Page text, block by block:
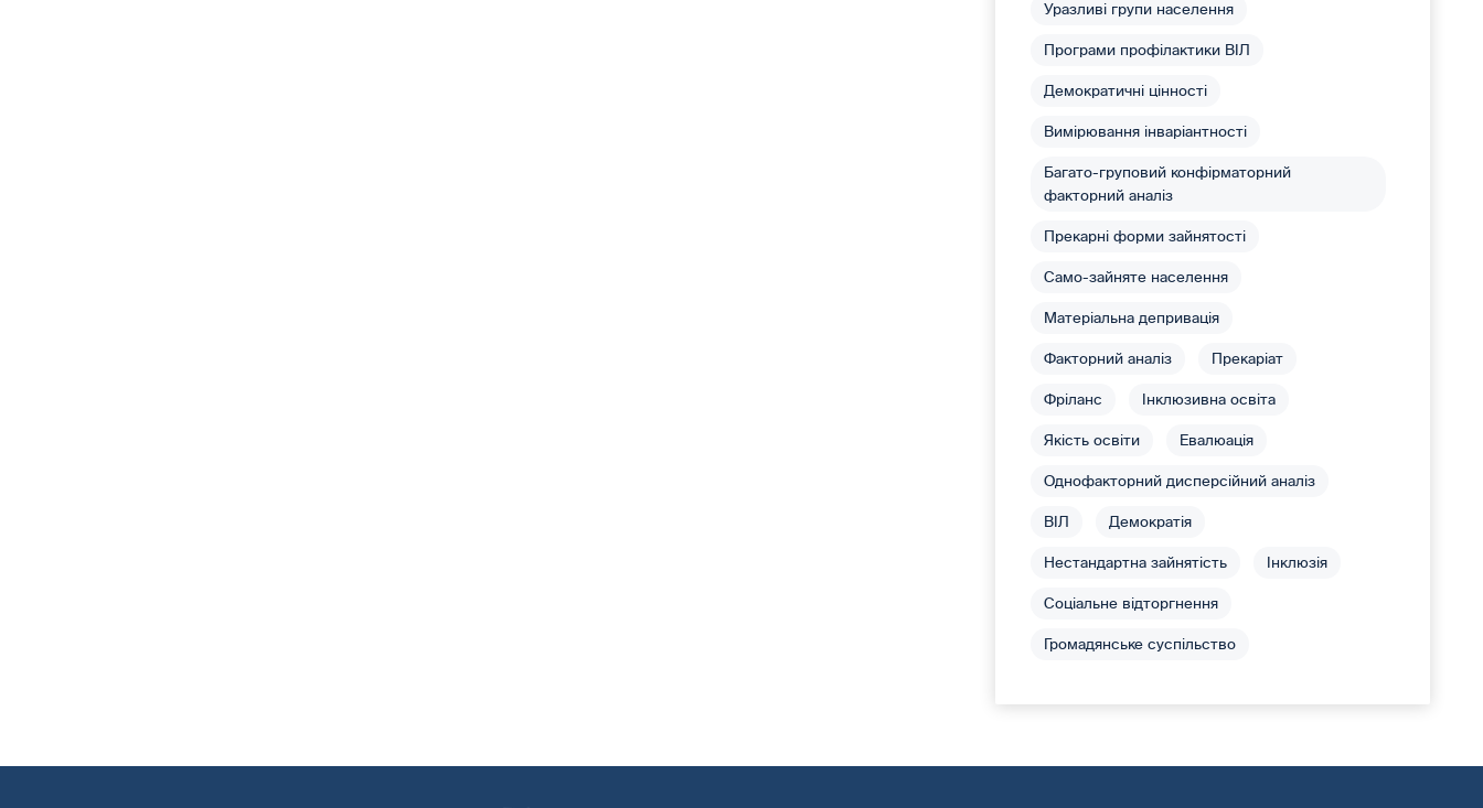
Уразливі групи населення
Програми профілактики ВІЛ
Демократичні цінності
Вимірювання інваріантності
Багато-груповий конфірматорний
факторний аналіз
Прекарні форми зайнятості
Само-зайняте населення
Матеріальна депривація
Факторний аналіз Прекаріат
Фріланс Інклюзивна освіта
Якість освіти Евалюація
Однофакторний дисперсійний аналіз
ВІЛ Демократія
Нестандартна зайнятість Інклюзія
Соціальне відторгнення
Громадянське суспільство